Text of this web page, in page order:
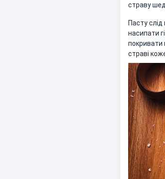
страву
Пасту
насипати
покривати
страві